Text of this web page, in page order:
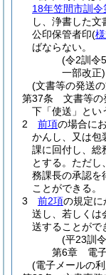
18年笠間市訓令
し、浄書した文
公印保管者印(
ばならない。
(令2訓令
一部改正)
(文書等の発送
第37条
文書等の
下「使送」とい
2
前項の場合に
かんし、又は包
課に回付し、総
とする。 ただし
務課長の承認を
ことができる。
3
前2項の規定に
送し、若しくは
送することがで
(平23訓
第6章
電
(電子メールの